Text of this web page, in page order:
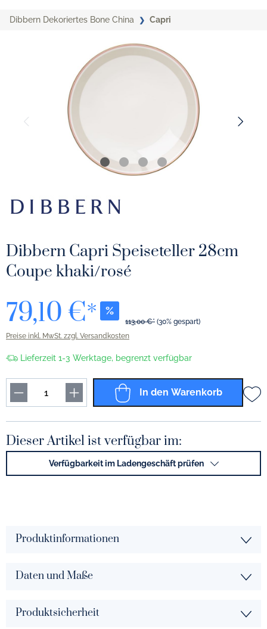
Dibbern Dekoriertes Bone China Capri
Dibbern Capri Speiseteller 28cm
Coupe khaki/rosé
79,10 €* %
113,00 €* (30% gespart)
Preise inkl. MwSt. zzgl. Versandkosten
Lieferzeit 1-3 Werktage, begrenzt verfügbar
In den Warenkorb
Dieser Artikel ist verfügbar im:
Verfügbarkeit im Ladengeschäft prüfen
Produktinformationen
Daten und Maße
Produktsicherheit